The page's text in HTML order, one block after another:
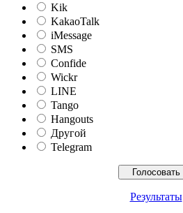
Kik
KakaoTalk
iMessage
SMS
Confide
Wickr
LINE
Tango
Hangouts
Другой
Telegram
Результаты